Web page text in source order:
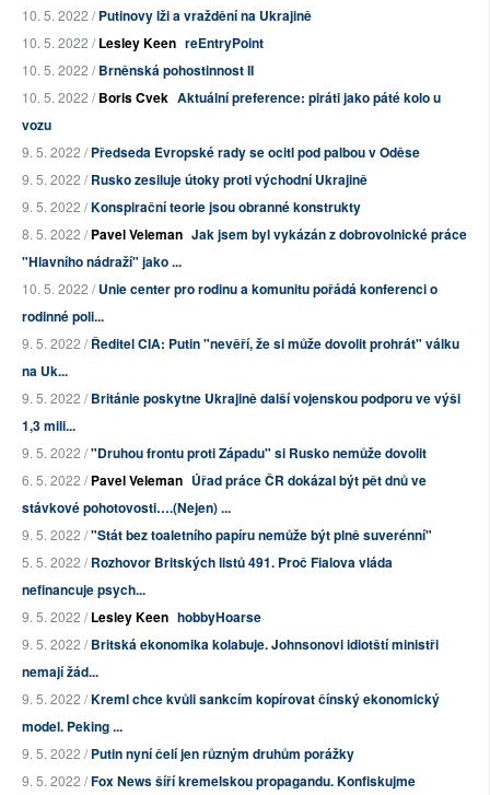
10. 5. 2022 /Putinovy lži a vraždění na Ukrajině
10. 5. 2022 /Lesley Keen reEntryPoint
10. 5. 2022 /Brněnská pohostinnost II
10. 5. 2022 /Boris Cvek Aktuální preference: piráti jako páté kolo u
vozu
9. 5. 2022 /Předseda Evropské rady se ocitl pod palbou v Oděse
9. 5. 2022 /Rusko zesiluje útoky proti východní Ukrajině
9. 5. 2022 /Konspirační teorie jsou obranné konstrukty
8. 5. 2022 /Pavel Veleman Jak jsem byl vykázán z dobrovolnické práce
"Hlavního nádraží" jako ...
10. 5. 2022 /Unie center pro rodinu a komunitu pořádá konferenci o
rodinné poli...
9. 5. 2022 /Ředitel CIA: Putin "nevěří, že si může dovolit prohrát" válku
na Uk...
9. 5. 2022 /Británie poskytne Ukrajině další vojenskou podporu ve výši
1,3 mili...
9. 5. 2022 /"Druhou frontu proti Západu" si Rusko nemůže dovolit
6. 5. 2022 /Pavel Veleman Úřad práce ČR dokázal být pět dnů ve
stávkové pohotovosti….(Nejen) ...
9. 5. 2022 /"Stát bez toaletního papíru nemůže být plně suverénní"
5. 5. 2022 /Rozhovor Britských listů 491. Proč Fialova vláda
nefinancuje psych...
9. 5. 2022 /Lesley Keen hobbyHoarse
9. 5. 2022 /Britská ekonomika kolabuje. Johnsonovi idiotští ministři
nemají žád...
9. 5. 2022 /Kreml chce kvůli sankcím kopírovat čínský ekonomický
model. Peking ...
9. 5. 2022 /Putin nyní čelí jen různým druhům porážky
9. 5. 2022 /Fox News šíří kremelskou propagandu. Konfiskujme